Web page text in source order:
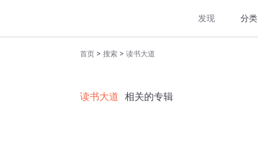
发现 分类
首页 > 搜索 > 读书大道
读书大道 相关的专辑